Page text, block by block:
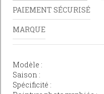
PAIEMENT SÉCURISÉ
MARQUE
Modèle :
Saison :
Spécificité :